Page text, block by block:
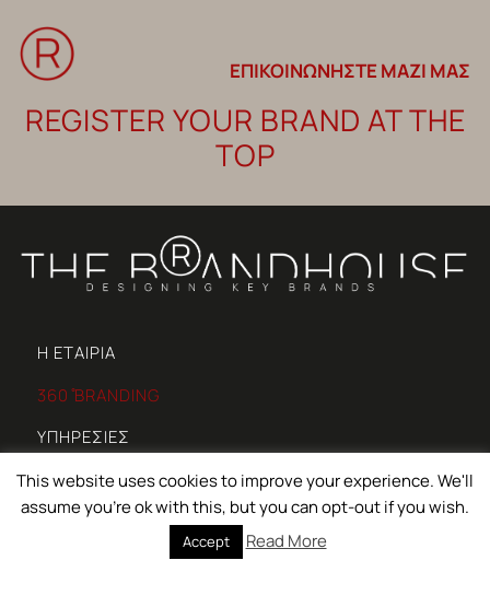
ΕΠΙΚΟΙΝΩΝΗΣΤΕ ΜΑΖΙ ΜΑΣ
REGISTER YOUR BRAND AT THE
TOP
Η ΕΤΑΙΡΙΑ
360 ̊BRANDING
ΥΠΗΡΕΣΙΕΣ
ΕΡΓΑ
NEWSROOM
This website uses cookies to improve your experience. We'll
assume you're ok with this, but you can opt-out if you wish.
Accept Read More